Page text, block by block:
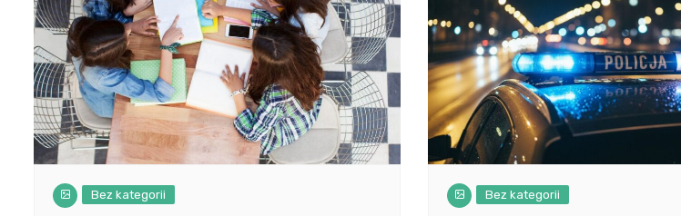
Bez kategorii Bez kategorii